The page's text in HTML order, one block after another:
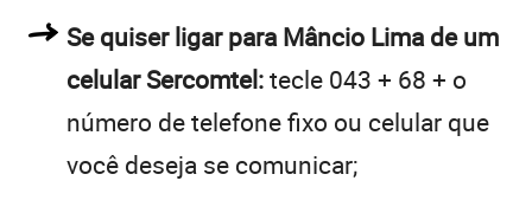
Se quiser ligar para Mâncio Lima de um
celular Sercomtel:tecle 043 + 68 + o
número de telefone fixo ou celular que
você deseja se comunicar;